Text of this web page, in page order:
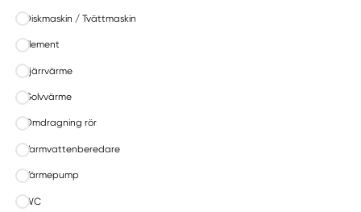
Diskmaskin / Tvättmaskin
Element
Fjärrvärme
Golvvärme
Omdragning rör
Varmvattenberedare
Värmepump
WC